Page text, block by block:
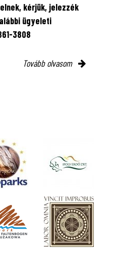
kérjük, jelezzék
ügyeleti
3808
Tovább olvasom